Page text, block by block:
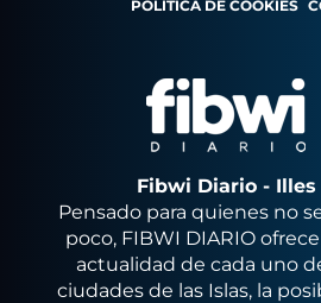
POLÍTICA DE COOKIES
Fibwi Diario - Illes
Pensado para quienes no
poco, FIBWI DIARIO
actualidad de cada uno
ciudades de las Islas, la